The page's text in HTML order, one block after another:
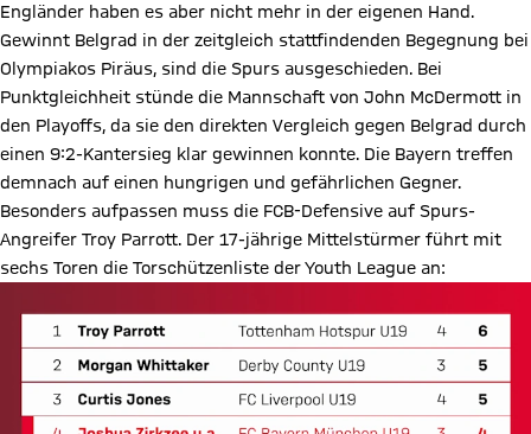
Engländer haben es aber nicht mehr in der eigenen Hand.
Gewinnt Belgrad in der zeitgleich stattfindenden Begegnung bei
Olympiakos Piräus, sind die Spurs ausgeschieden. Bei
Punktgleichheit stünde die Mannschaft von John McDermott in
den Playoffs, da sie den direkten Vergleich gegen Belgrad durch
einen 9:2-Kantersieg klar gewinnen konnte. Die Bayern treffen
demnach auf einen hungrigen und gefährlichen Gegner.
Besonders aufpassen muss die FCB-Defensive auf Spurs-
Angreifer Troy Parrott. Der 17-jährige Mittelstürmer führt mit
sechs Toren die Torschützenliste der Youth League an: